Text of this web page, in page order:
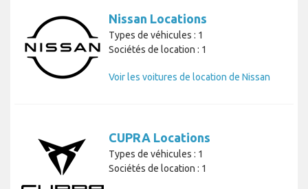
Nissan Locations
Types de véhicules : 1
Sociétés de location : 1
Voir les voitures de location de Nissan
CUPRA Locations
Types de véhicules : 1
Sociétés de location : 1